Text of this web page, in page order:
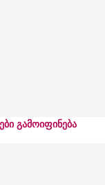
გამოიფინება